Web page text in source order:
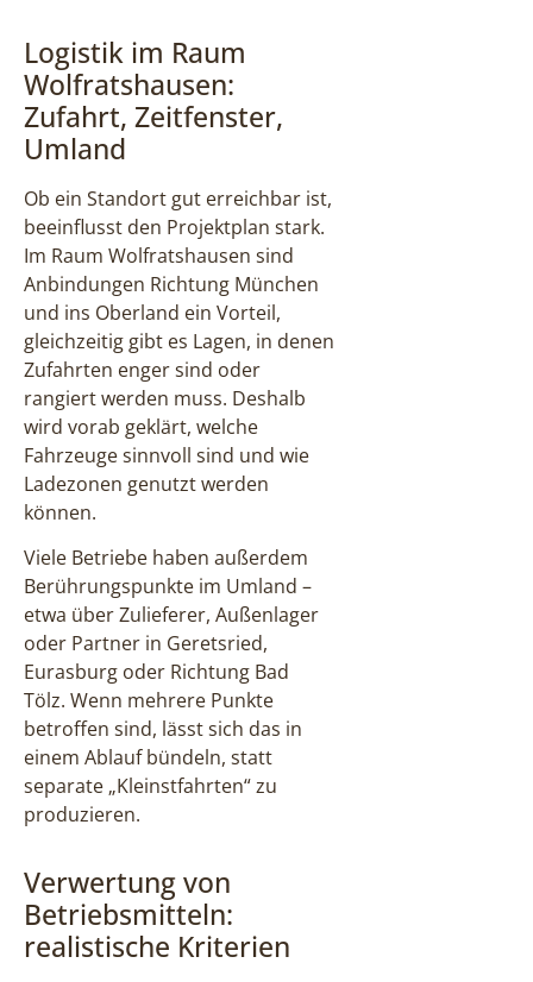
Logistik im Raum
Wolfratshausen:
Zufahrt, Zeitfenster,
Umland
Ob ein Standort gut erreichbar ist,
beeinflusst den Projektplan stark.
Im Raum Wolfratshausen sind
Anbindungen Richtung München
und ins Oberland ein Vorteil,
gleichzeitig gibt es Lagen, in denen
Zufahrten enger sind oder
rangiert werden muss. Deshalb
wird vorab geklärt, welche
Fahrzeuge sinnvoll sind und wie
Ladezonen genutzt werden
können.
Viele Betriebe haben außerdem
Berührungspunkte im Umland –
etwa über Zulieferer, Außenlager
oder Partner in Geretsried,
Eurasburg oder Richtung Bad
Tölz. Wenn mehrere Punkte
betroffen sind, lässt sich das in
einem Ablauf bündeln, statt
separate „Kleinstfahrten“ zu
produzieren.
Verwertung von
Betriebsmitteln:
realistische Kriterien